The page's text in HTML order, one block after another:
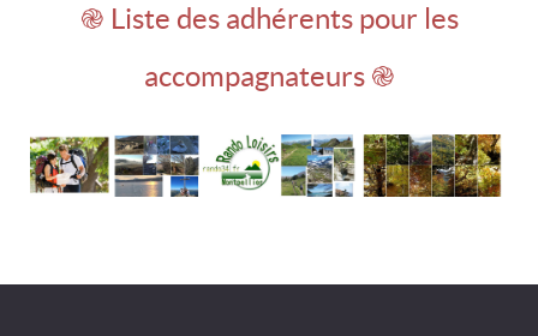
֎ Liste des adhérents pour les
accompagnateurs ֎